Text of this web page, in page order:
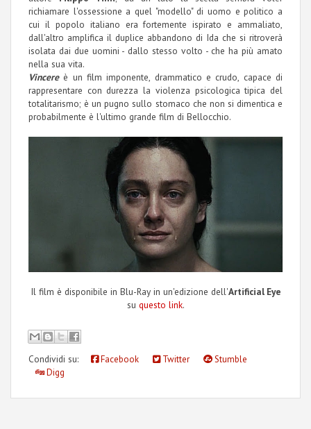
richiamare l'ossessione a quel "modello" di uomo e politico a
cui il popolo italiano era fortemente ispirato e ammaliato,
dall'altro amplifica il duplice abbandono di Ida che si ritroverà
isolata dai due uomini - dallo stesso volto - che ha più amato
nella sua vita.
Vincereè un film imponente, drammatico e crudo, capace di
rappresentare con durezza la violenza psicologica tipica del
totalitarismo; è un pugno sullo stomaco che non si dimentica e
probabilmente è l'ultimo grande film di Bellocchio.
Il film è disponibile in Blu-Ray in un'edizione dell'Artificial Eye
su questo link.
Condividi su: Facebook Twitter
Stumble
Digg